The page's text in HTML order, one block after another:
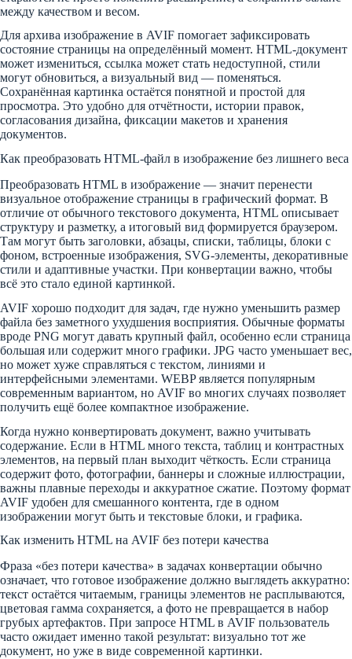
между качеством и весом.
Для архива изображение в AVIF помогает зафиксировать
состояние страницы на определённый момент. HTML-документ
может измениться, ссылка может стать недоступной, стили
могут обновиться, а визуальный вид — поменяться.
Сохранённая картинка остаётся понятной и простой для
просмотра. Это удобно для отчётности, истории правок,
согласования дизайна, фиксации макетов и хранения
документов.
Как преобразовать HTML-файл в изображение без лишнего веса
Преобразовать HTML в изображение — значит перенести
визуальное отображение страницы в графический формат. В
отличие от обычного текстового документа, HTML описывает
структуру и разметку, а итоговый вид формируется браузером.
Там могут быть заголовки, абзацы, списки, таблицы, блоки с
фоном, встроенные изображения, SVG-элементы, декоративные
стили и адаптивные участки. При конвертации важно, чтобы
всё это стало единой картинкой.
AVIF хорошо подходит для задач, где нужно уменьшить размер
файла без заметного ухудшения восприятия. Обычные форматы
вроде PNG могут давать крупный файл, особенно если страница
большая или содержит много графики. JPG часто уменьшает вес,
но может хуже справляться с текстом, линиями и
интерфейсными элементами. WEBP является популярным
современным вариантом, но AVIF во многих случаях позволяет
получить ещё более компактное изображение.
Когда нужно конвертировать документ, важно учитывать
содержание. Если в HTML много текста, таблиц и контрастных
элементов, на первый план выходит чёткость. Если страница
содержит фото, фотографии, баннеры и сложные иллюстрации,
важны плавные переходы и аккуратное сжатие. Поэтому формат
AVIF удобен для смешанного контента, где в одном
изображении могут быть и текстовые блоки, и графика.
Как изменить HTML на AVIF без потери качества
Фраза «без потери качества» в задачах конвертации обычно
означает, что готовое изображение должно выглядеть аккуратно:
текст остаётся читаемым, границы элементов не расплываются,
цветовая гамма сохраняется, а фото не превращается в набор
грубых артефактов. При запросе HTML в AVIF пользователь
часто ожидает именно такой результат: визуально тот же
документ, но уже в виде современной картинки.